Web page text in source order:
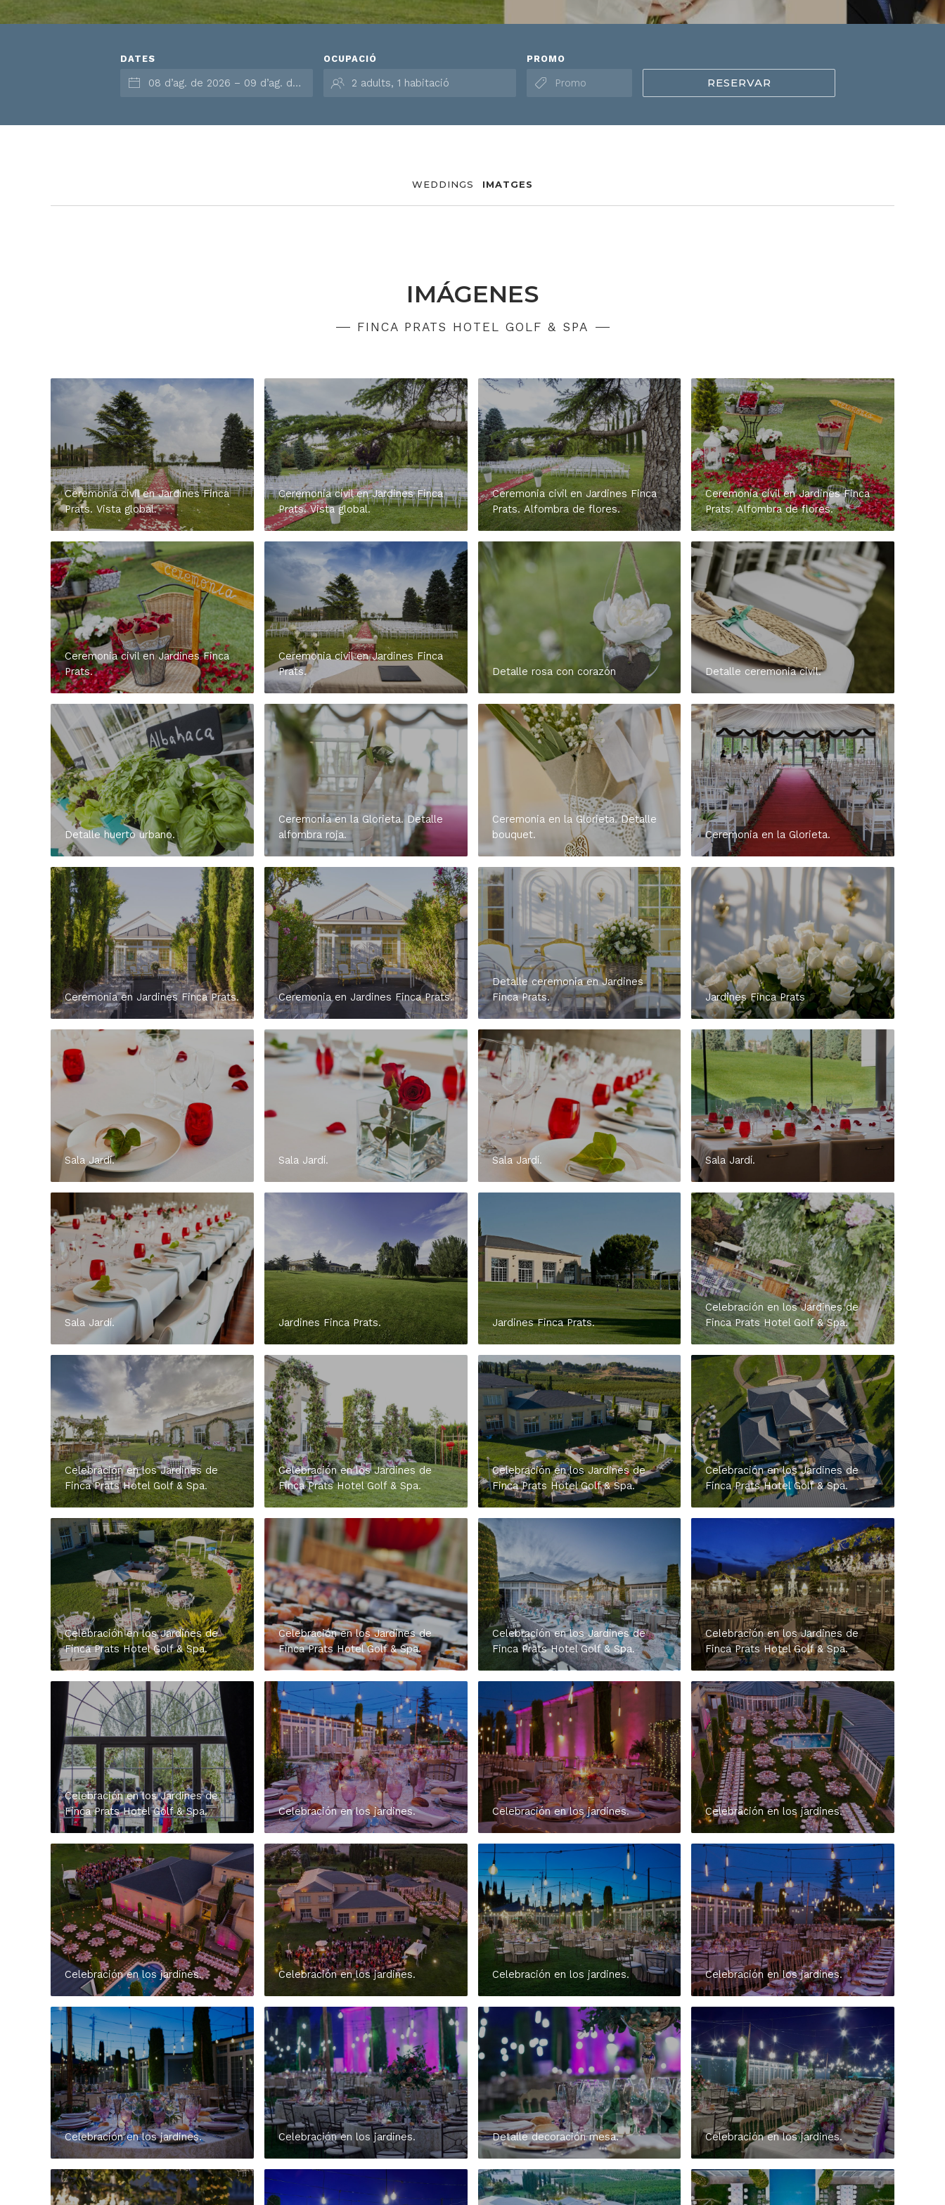
DATES OCUPACIÓ PROMO
RESERVAR
WEDDINGS IMATGES
IMÁGENES
FINCA PRATS HOTEL GOLF & SPA
Ceremonia civil en Jardines Finca
Prats. Vista global.
Ceremonia civil en Jardines Finca
Prats. Vista global.
Ceremonia civil en Jardines Finca
Prats. Alfombra de flores.
Ceremonia civil en Jardines Finca
Prats. Alfombra de flores.
Ceremonia civil en Jardines Finca
Prats.
Ceremonia civil en Jardines Finca
Prats.
Detalle rosa con corazón Detalle ceremonia civil.
Detalle huerto urbano.
Ceremonia en la Glorieta. Detalle
alfombra roja.
Ceremonia en la Glorieta. Detalle
bouquet.
Ceremonia en la Glorieta.
Ceremonia en Jardines Finca Prats. Ceremonia en Jardines Finca Prats.
Detalle ceremonia en Jardines
Finca Prats.
Jardines Finca Prats
Sala Jardí. Sala Jardí. Sala Jardí. Sala Jardí.
Sala Jardí. Jardines Finca Prats. Jardines Finca Prats.
Celebración en los Jardines de
Finca Prats Hotel Golf & Spa.
Celebración en los Jardines de
Finca Prats Hotel Golf & Spa.
Celebración en los Jardines de
Finca Prats Hotel Golf & Spa.
Celebración en los Jardines de
Finca Prats Hotel Golf & Spa.
Celebración en los Jardines de
Finca Prats Hotel Golf & Spa.
Celebración en los Jardines de
Finca Prats Hotel Golf & Spa.
Celebración en los Jardines de
Finca Prats Hotel Golf & Spa.
Celebración en los Jardines de
Finca Prats Hotel Golf & Spa.
Celebración en los Jardines de
Finca Prats Hotel Golf & Spa.
Celebración en los Jardines de
Finca Prats Hotel Golf & Spa.
Celebración en los jardines. Celebración en los jardines. Celebración en los jardines.
Celebración en los jardines. Celebración en los jardines. Celebración en los jardines. Celebración en los jardines.
Celebración en los jardines. Celebración en los jardines. Detalle decoración mesa. Celebración en los jardines.